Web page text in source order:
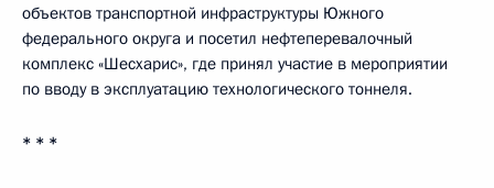
объектов транспортной инфраструктуры Южного
федерального округа и посетил нефтеперевалочный
комплекс «Шесхарис», где принял участие в мероприятии
по вводу в эксплуатацию технологического тоннеля.
* * *